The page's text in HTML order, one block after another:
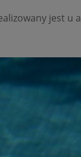
jest u